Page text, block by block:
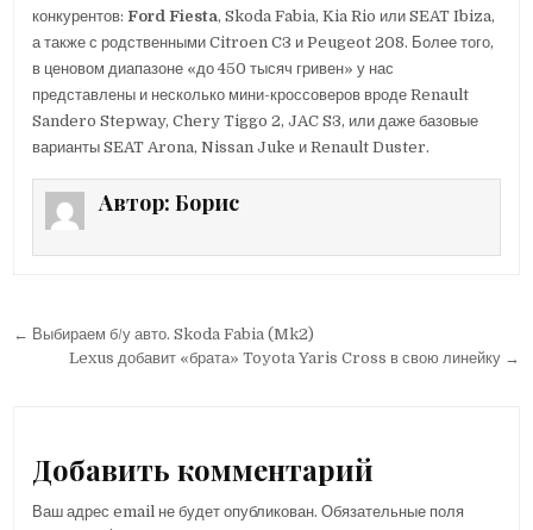
конкурентов:Ford Fiesta, Skoda Fabia, Kia Rio или SEAT Ibiza,
а также с родственными Citroen C3 и Peugeot 208. Более того,
в ценовом диапазоне «до 450 тысяч гривен» у нас
представлены и несколько мини-кроссоверов вроде Renault
Sandero Stepway, Chery Tiggo 2, JAC S3, или даже базовые
варианты SEAT Arona, Nissan Juke и Renault Duster.
Автор: Борис
← Выбираем б/у авто. Skoda Fabia (Mk2)
Lexus добавит «брата» Toyota Yaris Cross в свою линейку →
Добавить комментарий
Ваш адрес email не будет опубликован. Обязательные поля